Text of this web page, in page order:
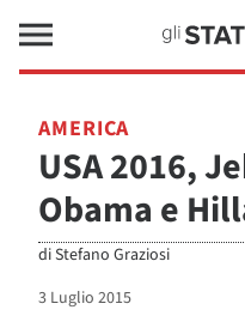
AMERICA
USA 2016,
Obama e
diStefano Graziosi
3 Luglio 2015